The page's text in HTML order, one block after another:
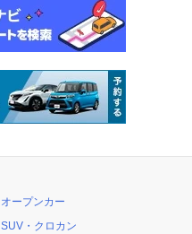
オープンカー
SUV・クロカン